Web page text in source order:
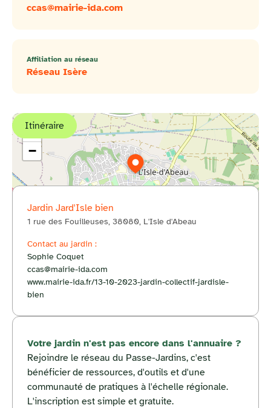
ccas@mairie-ida.com
Affiliation au réseau
Réseau Isère
Itinéraire
+
−
Jardin Jard'Isle bien
1 rue des Fouilleuses, 38080, L'Isle d'Abeau
Contact au jardin :
Sophie Coquet
ccas@mairie-ida.com
www.mairie-ida.fr/13-10-2023-jardin-collectif-jardisle-
bien
Votre jardin n'est pas encore dans l'annuaire ?
Rejoindre le réseau du Passe-Jardins, c'est
bénéficier de ressources, d'outils et d'une
communauté de pratiques à l'échelle régionale.
L'inscription est simple et gratuite.